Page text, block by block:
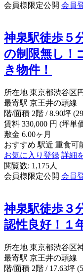
会員様限定公開 会員
神泉駅徒歩５
の制限無し！
き物件！
所在地 東京都渋谷区
最寄駅 京王井の頭線
階/面積 2階 / 8.90坪
賃料 330,000 円 (坪単
敷金 6.00ヶ月
おすすめ 駅近 重食可
お気に入り登録 詳細
閲覧数: 1,175人
会員様限定公開 会員
神泉駅徒歩３
認性良好！１
所在地 東京都渋谷区
最寄駅 京王井の頭線
階/面積 2階 / 17.63坪